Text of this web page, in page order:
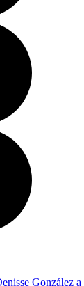
González a